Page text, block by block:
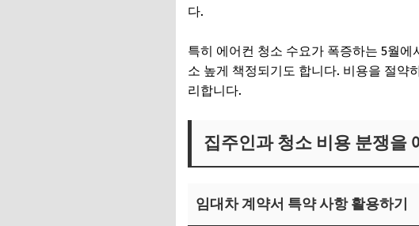
다.
특히 에어컨 청소 수요가 폭증하는 5월
소 높게 책정되기도 합니다. 비용을 절약
리합니다.
집주인과 청소 비용 분쟁을
임대차 계약서 특약 사항 활용하기